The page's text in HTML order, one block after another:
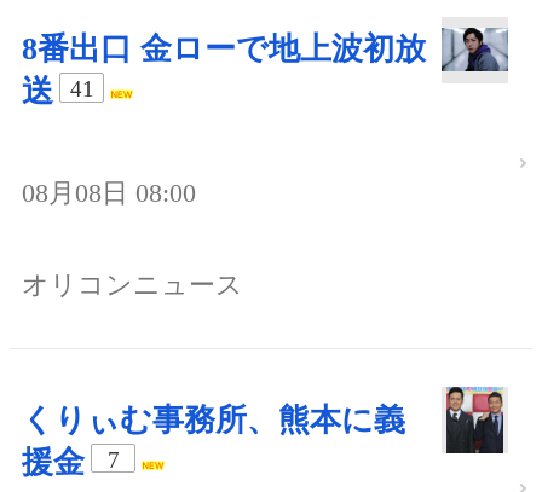
8番出口 金ローで地上波初放
送
41
08月08日 08:00
オリコンニュース
くりぃむ事務所、熊本に義
援金
7